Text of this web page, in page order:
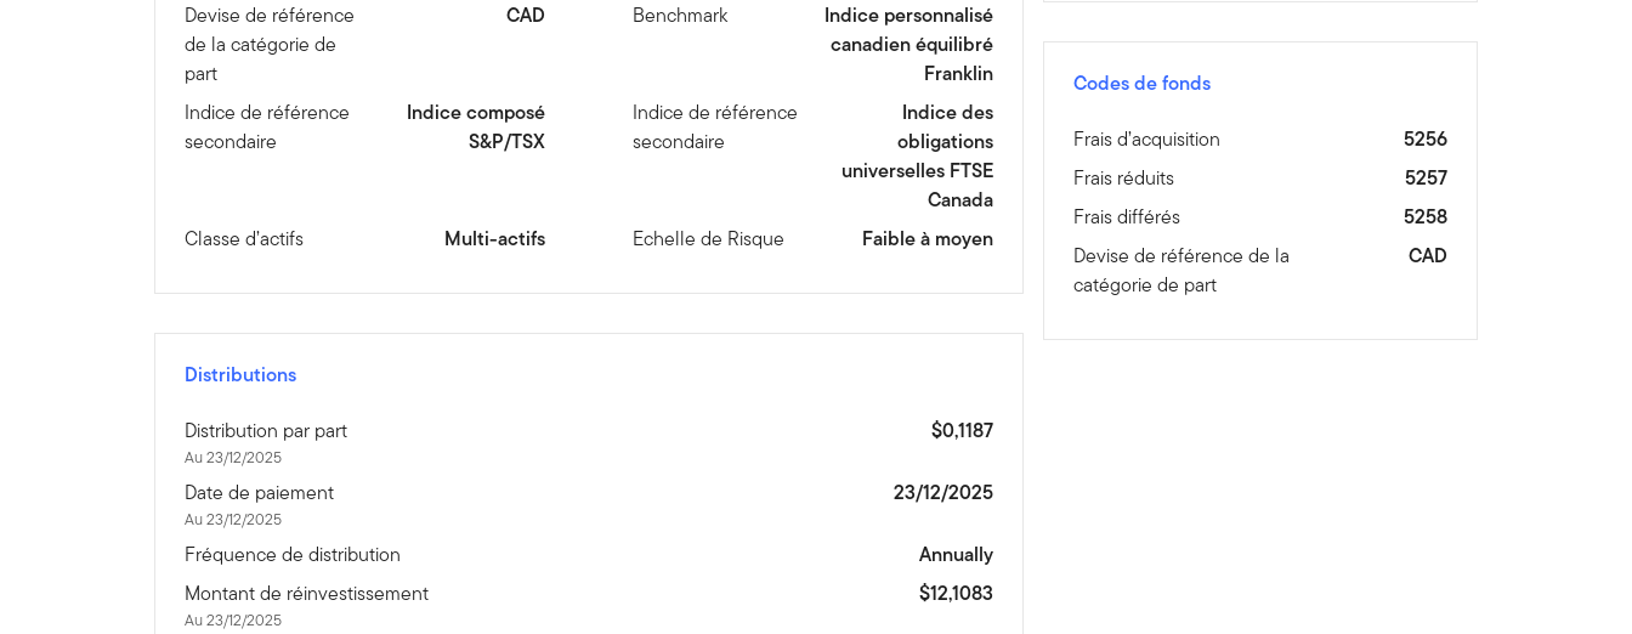
Devise de référence
de la catégorie de
part
CAD Benchmark
Indice personnalisé
canadien équilibré
Franklin
Indice de référence
secondaire
Indice composé
S&P/TSX
Indice de référence
secondaire
Indice des
obligations
universelles FTSE
Canada
Classe d’actifs
Multi-actifs Echelle de Risque Faible à moyen
Distributions
Distribution par part
Au 23/12/2025
$0,1187
Date de paiement
Au 23/12/2025
23/12/2025
Fréquence de distribution
Annually
Montant de réinvestissement
Au 23/12/2025
$12,1083
Codes de fonds
Frais d’acquisition
5256
Frais réduits
5257
Frais différés
5258
Devise de référence de la
catégorie de part
CAD